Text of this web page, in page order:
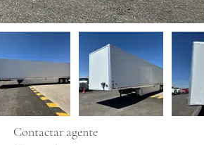
Contactar agente